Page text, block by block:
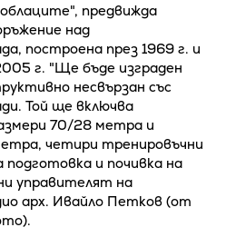
предвижда
над
построена през 1969 г. и
г. "Ще бъде изграден
несвързан със
Той ще включва
70/28 метра и
четири тренировъчни
подготовка и почивка на
управителят на
арх. Ивайло Петков (от